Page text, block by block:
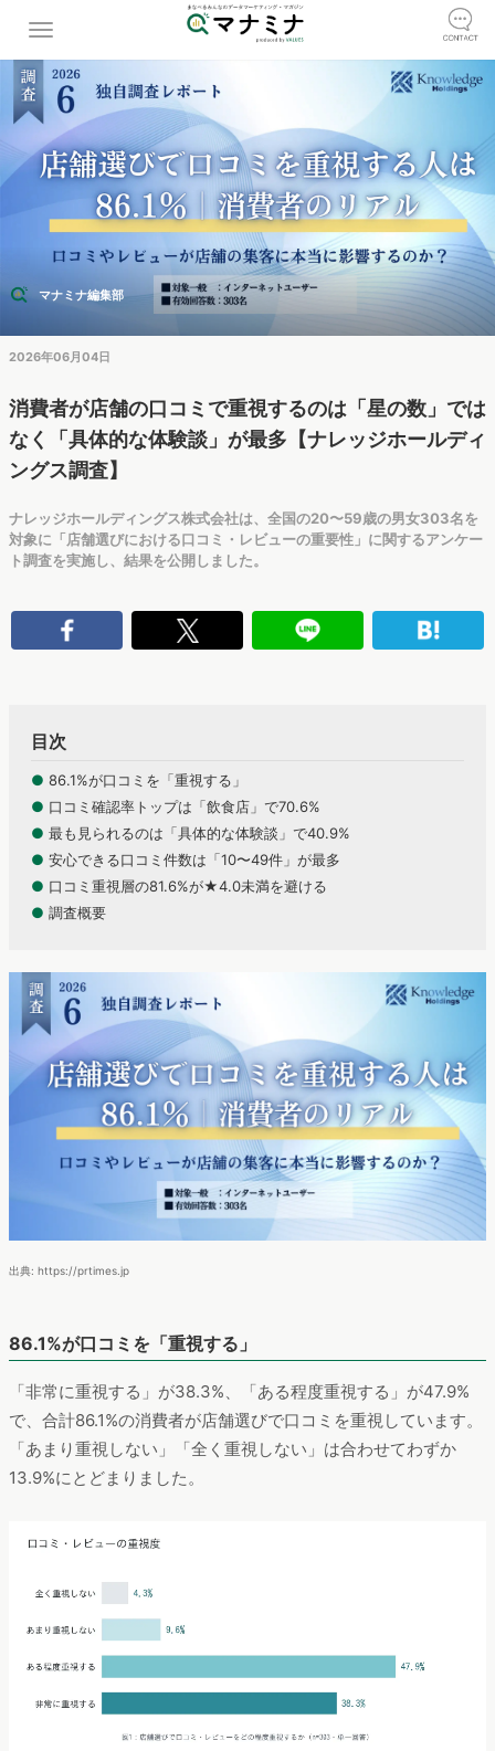
マナミナ編集部
2026年06月04日
消費者が店舗の口コミで重視するのは「星の数」では
なく「具体的な体験談」が最多【ナレッジホールディ
ングス調査】
ナレッジホールディングス株式会社は、全国の20〜59歳の男女303名を
対象に「店舗選びにおける口コミ・レビューの重要性」に関するアンケー
ト調査を実施し、結果を公開しました。
目次
● 86.1%が口コミを「重視する」
● 口コミ確認率トップは「飲食店」で70.6%
● 最も見られるのは「具体的な体験談」で40.9%
● 安心できる口コミ件数は「10〜49件」が最多
● 口コミ重視層の81.6%が★4.0未満を避ける
● 調査概要
出典: https://prtimes.jp
86.1%が口コミを「重視する」
「非常に重視する」が38.3%、「ある程度重視する」が47.9%
で、合計86.1%の消費者が店舗選びで口コミを重視しています。
「あまり重視しない」「全く重視しない」は合わせてわずか
13.9%にとどまりました。